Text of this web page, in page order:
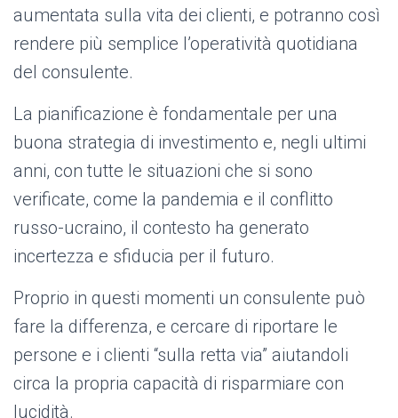
aumentata sulla vita dei clienti, e potranno così
rendere più semplice l’operatività quotidiana
del consulente.
La pianificazione è fondamentale per una
buona strategia di investimento e, negli ultimi
anni, con tutte le situazioni che si sono
verificate, come la pandemia e il conflitto
russo-ucraino, il contesto ha generato
incertezza e sfiducia per il futuro.
Proprio in questi momenti un consulente può
fare la differenza, e cercare di riportare le
persone e i clienti “sulla retta via” aiutandoli
circa la propria capacità di risparmiare con
lucidità.